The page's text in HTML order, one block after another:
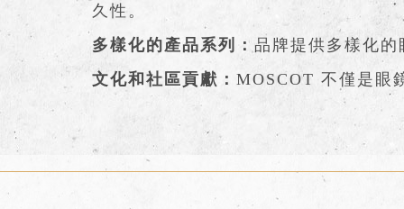
久性。
多樣化的產品系列：品牌提供多樣化
文化和社區貢獻：MOSCOT 不僅是眼